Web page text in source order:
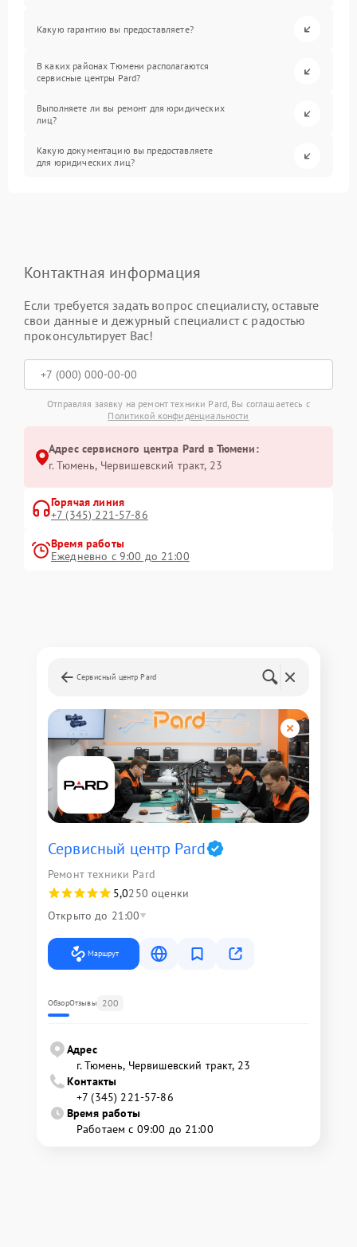
Какую гарантию вы предоставляете?
В каких районах Тюмени располагаются
сервисные центры Pard?
Выполняете ли вы ремонт для юридических
лиц?
Какую документацию вы предоставляете
для юридических лиц?
Контактная информация
Если требуется задать вопрос специалисту, оставьте
свои данные и дежурный специалист с радостью
проконсультирует Вас!
Отправляя заявку на ремонт техники Pard, Вы соглашаетесь с
Политикой конфиденциальности
Адрес сервисного центра Pard в Тюмени:
г. Тюмень, ​Червишевский тракт, 23
Горячая линия
+7 (345) 221-57-86
Время работы
Ежедневно с 9:00 до 21:00
Сервисный центр Pard
Сервисный центр Pard
Ремонт техники Pard
5,0250 оценки
Открыто до 21:00
Маршрут
ОбзорОтзывы 200
Адрес
г. Тюмень, ​Червишевский тракт, 23
Контакты
+7 (345) 221-57-86
Время работы
Работаем с 09:00 до 21:00